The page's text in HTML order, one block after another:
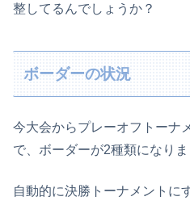
整してるんでしょうか？
ボーダーの状況
今大会からプレーオフトーナ
で、ボーダーが2種類になりま
自動的に決勝トーナメントに